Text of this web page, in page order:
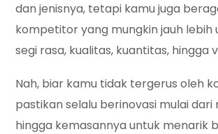
dan jenisnya, tetapi kamu juga
kompetitor yang mungkin jauh lebih
segi rasa, kualitas, kuantitas, hingga
Nah, biar kamu tidak tergerus oleh
pastikan selalu berinovasi mulai dari
hingga kemasannya untuk menarik